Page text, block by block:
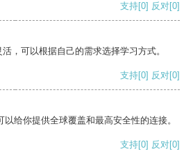
支持[0] 反对[0]
，可以根据自己的需求选择学习方式。
支持[0] 反对[0]
给你提供全球覆盖和最高安全性的连接。
支持[0] 反对[0]